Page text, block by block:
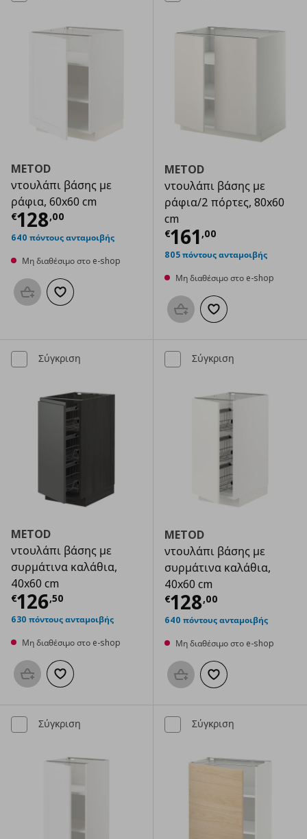
METOD
ντουλάπι βάσης με
ράφια, 60x60 cm
€128,00
Τρέχουσα τιμή € 128,00
640 πόντους ανταμοιβής
Μη διαθέσιμο στο e-shop
Προσθήκη στο καλάθι
Προσθήκη στα αγαπημένα
METOD
ντουλάπι βάσης με
ράφια/2 πόρτες, 80x60
cm
€161 ,00
Τρέχουσα
805 πόντους ανταμοιβής
Μη διαθέσιμο στο e-shop
Προσθήκη στο καλάθι
Προσθήκη στα
Σύγκριση
METOD
ντουλάπι βάσης με
συρμάτινα καλάθια,
40x60 cm
€126,50
Τρέχουσα τιμή € 126,50
630 πόντους ανταμοιβής
Μη διαθέσιμο στο e-shop
Προσθήκη στο καλάθι
Προσθήκη στα αγαπημένα
Σύγκριση
METOD
ντουλάπι βάσης με
συρμάτινα καλάθια,
40x60 cm
€128,00
Τρέχουσα
640 πόντους ανταμοιβής
Μη διαθέσιμο στο e-shop
Προσθήκη στο καλάθι
Προσθήκη στα
Σύγκριση Σύγκριση